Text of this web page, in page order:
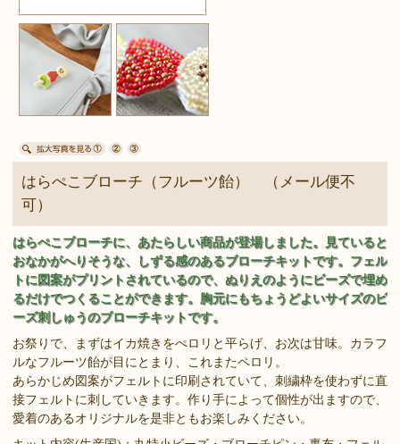
はらぺこブローチ（フルーツ飴） （メール便不
可）
はらぺこブローチに、あたらしい商品が登場しました。見ていると
おなかがへりそうな、しずる感のあるブローチキットです。フェル
トに図案がプリントされているので、ぬりえのようにビーズで埋め
るだけでつくることができます。胸元にもちょうどよいサイズのビ
ーズ刺しゅうのブローチキットです。
お祭りで、まずはイカ焼きをぺロリと平らげ、お次は甘味。カラフ
ルなフルーツ飴が目にとまり、これまたペロリ。
あらかじめ図案がフェルトに印刷されていて、刺繍枠を使わずに直
接フェルトに刺していきます。作り手によって個性が出ますので、
愛着のあるオリジナルを是非ともお楽しみください。